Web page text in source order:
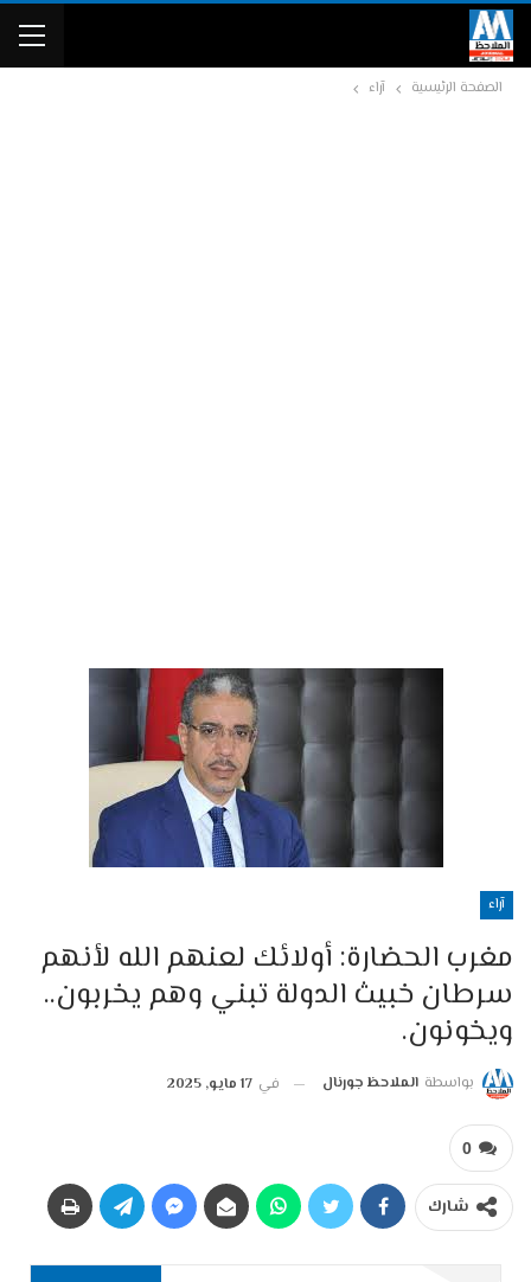
الصفحة الرئيسية آراء
آراء
مغرب الحضارة: أولائك لعنهم الله لأنهم
سرطان خبيث الدولة تبني وهم يخربون..
ويخونون.
بواسطة الملاحظ جورنال في 17 مايو, 2025
0
شارك